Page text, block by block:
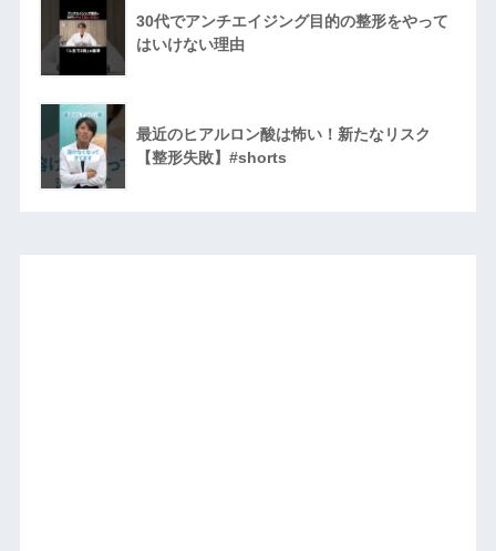
30代でアンチエイジング目的の整形をやって
はいけない理由
最近のヒアルロン酸は怖い！新たなリスク
【整形失敗】#shorts